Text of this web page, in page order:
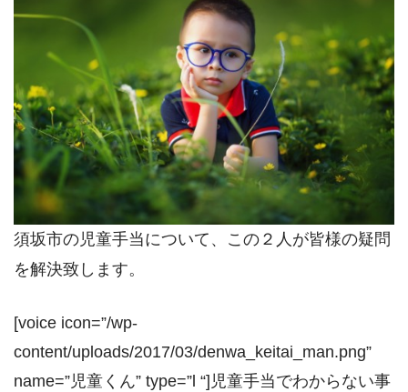
須坂市の児童手当について、この２人が皆様の疑問
を解決致します。
[voice icon=”/wp-
content/uploads/2017/03/denwa_keitai_man.png”
name=”児童くん” type=”l “]児童手当でわからない事